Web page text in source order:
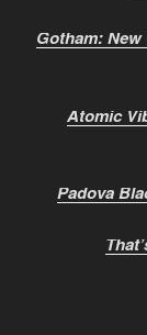
Gotham:
Atomic
Padova